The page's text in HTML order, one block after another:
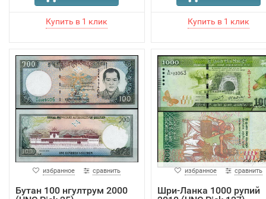
избранное сравнить
Бутан 100 нгултрум 2000
избранное сравнить
Шри-Ланка 1000 рупий